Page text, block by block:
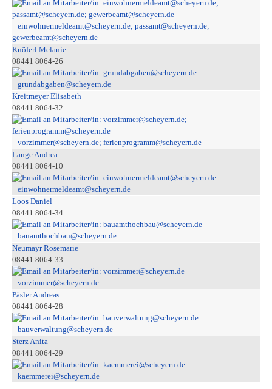
einwohnermeldeamt@scheyern.de; passamt@scheyern.de;
gewerbeamt@scheyern.de
Knöferl Melanie
08441 8064-26
grundabgaben@scheyern.de
Kreitmeyer Elisabeth
08441 8064-32
vorzimmer@scheyern.de; ferienprogramm@scheyern.de
Lange Andrea
08441 8064-10
einwohnermeldeamt@scheyern.de
Loos Daniel
08441 8064-34
bauamthochbau@scheyern.de
Neumayr Rosemarie
08441 8064-33
vorzimmer@scheyern.de
Päsler Andreas
08441 8064-28
bauverwaltung@scheyern.de
Sterz Anita
08441 8064-29
kaemmerei@scheyern.de